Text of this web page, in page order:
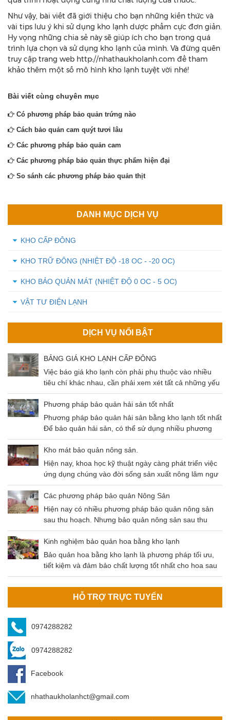
Như vậy, bài viết đã giới thiệu cho bạn những kiến thức và
vài tips lưu ý khi sử dụng kho lạnh dược phẩm cực đơn giản.
Hy vọng những chia sẻ này sẽ giúp ích cho bạn trong quá
trình lựa chọn và sử dụng kho lạnh của mình. Và đừng quên
truy cập trang web http://nhathaukholanh.com để tham
khảo thêm một số mô hình kho lạnh tuyệt vời nhé!
Bài viết cùng chuyên mục
Có phương pháp bảo quản trứng nào
Cách bảo quản cam quýt tươi lâu
Các phương pháp bảo quản cam
Các phương pháp bảo quản thực phẩm hiện đại
So sánh các phương pháp bảo quản thịt
DANH MỤC DỊCH VỤ
KHO CẤP ĐÔNG
KHO TRỮ ĐÔNG (NHIỆT ĐỘ -18 OC - -20 OC)
KHO BẢO QUẢN MÁT (NHIỆT ĐỘ 0 OC - 5 OC)
VẬT TƯ ĐIỆN LẠNH
DỊCH VỤ NỔI BẬT
BẢNG GIÁ KHO LẠNH CẤP ĐÔNG
Việc báo giá kho lạnh còn phải phụ thuộc vào nhiều
tiêu chí khác nhau, cần phải xem xét tất cả những yếu
tố đó để có thể đưa ra mức giá chuẩn nhất cho khách
hàng. Cùng tìm hiểu về các tiêu chí ảnh hưởng và
mức giá kho lạnh qua bài viết dưới đây nhé!
Phương pháp bảo quản hải sản tốt nhất
Phương pháp bảo quản hải sản bằng kho lạnh tốt nhất
Để bảo quản hải sản, có thể sử dụng nhiều phương
pháp khác nhau như: Thông khí, gây mê, sốc nhiệt,
kho lạnh,…Trong bài viết ngày hôm nay chúng ta sẽ
cùng nhau tìm hiểu phương pháp bảo quản hải sản
bằng kho lạnh – Phương pháp có độ an toàn cao và
Kho mát bảo quản nông sản.
Hiện nay, khoa học kỹ thuật ngày càng phát triển việc
ứng dụng chúng vào đời sống sản xuất nông lâm ngư
nghiệp là không thể thiếu. Điều này không chỉ giúp
tăng gia sản xuất mà còn đảm bảo nguồn thu lớn đem
lại hiệu quả kinh tế cao. Và một trong số chính là kho
mát bảo quản nông sản.
Các phương pháp bảo quản Nông Sản
Hiện nay có nhiều phương pháp bảo quản nông sản
sau thu hoạch. Nhưng bảo quản nông sản sau thu
hoạch bằng kho lạnh là phương pháp tối ưu nhất hiện
nay. Nông sản sau khi thu hoạch cần được bảo quản
đúng cách để đảm bảo không bị tác động bởi các yếu
tố môi trường (mưa, nắng, độ ẩm,…
Kinh nghiệm bảo quản hoa bằng kho lạnh
Bảo quản hoa bằng kho lạnh là phương pháp tối ưu,
tiết kiệm và đảm bảo chất lượng tốt nhất cho hoa sau
khi thu hoạch. Kho bảo quản hoa do An Bình cung cấp
đảm bảo các tiêu chí của khách hàng.
HỖ TRỢ TRỰC TUYẾN
0974288282
0974288282
Facebook
nhathaukholanhct@gmail.com